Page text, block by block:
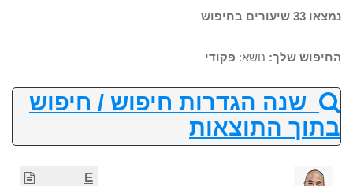
נמצאו 33 שיעורים בחיפוש
החיפוש שלך: נושא: פקודי
שנה הגדרות חיפוש / חיפוש
בתוך התוצאות
E